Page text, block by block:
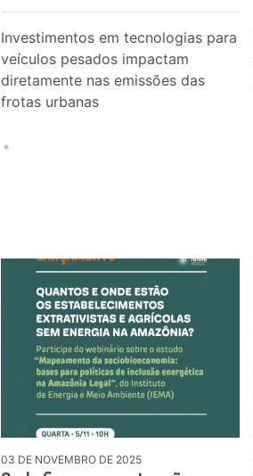
Investimentos em tecnologias para
veículos pesados impactam
diretamente nas emissões das
frotas urbanas
03 DE NOVEMBRO DE 2025